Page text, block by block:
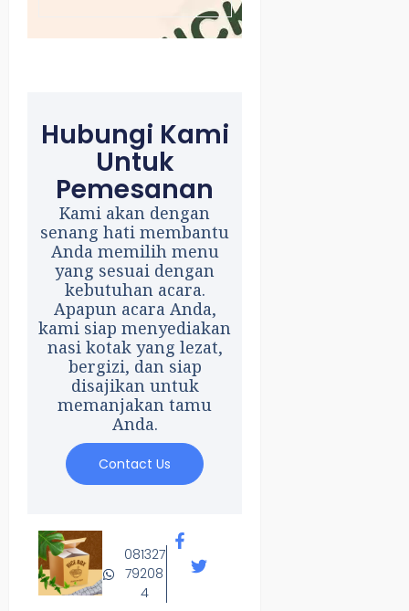
Hubungi Kami
Untuk
Pemesanan
Kami akan dengan
senang hati membantu
Anda memilih menu
yang sesuai dengan
kebutuhan acara.
Apapun acara Anda,
kami siap menyediakan
nasi kotak yang lezat,
bergizi, dan siap
disajikan untuk
memanjakan tamu
Anda.
Contact Us
081327
79208
4